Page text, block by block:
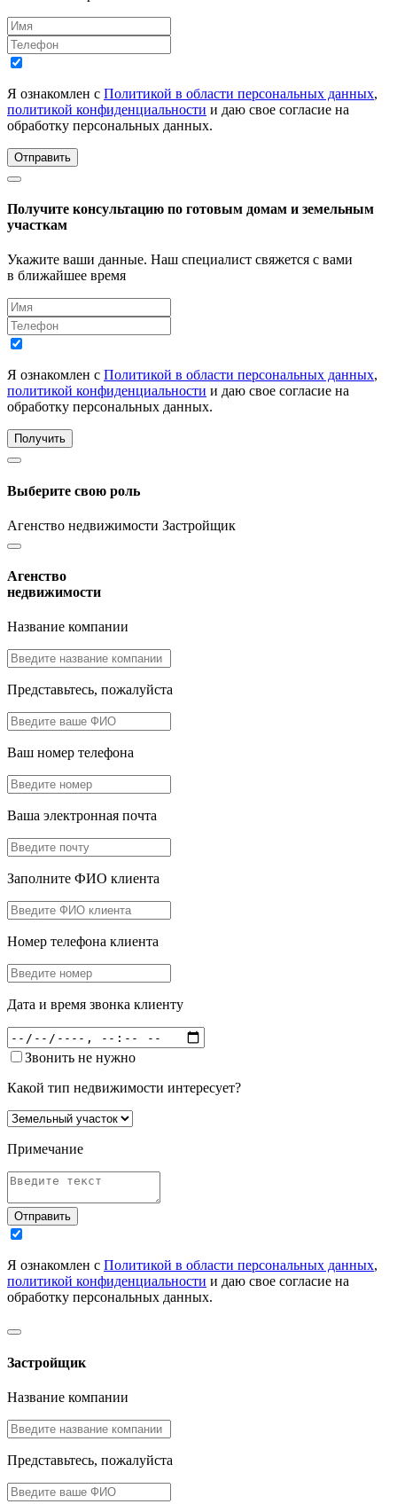
Я ознакомлен с Политикой в области персональных данных,
политикой конфиденциальности и даю свое согласие на
обработку персональных данных.
Отправить
Получите консультацию по готовым домам и земельным
участкам
Укажите ваши данные. Наш специалист свяжется с вами
в ближайшее время
Я ознакомлен с Политикой в области персональных данных,
политикой конфиденциальности и даю свое согласие на
обработку персональных данных.
Получить
Выберите свою роль
Агенство недвижимости Застройщик
Агенство
недвижимости
Название компании
Представьтесь, пожалуйста
Ваш номер телефона
Ваша электронная почта
Заполните ФИО клиента
Номер телефона клиента
Дата и время звонка клиенту
Звонить не нужно
Какой тип недвижимости интересует?
Примечание
Отправить
Я ознакомлен с Политикой в области персональных данных,
политикой конфиденциальности и даю свое согласие на
обработку персональных данных.
Застройщик
Название компании
Представьтесь, пожалуйста